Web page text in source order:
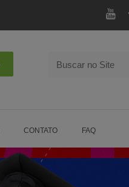
CONTATO FAQ